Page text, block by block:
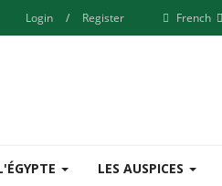
Login / Register French
LES AUSPICES